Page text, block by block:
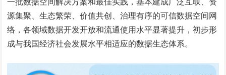
源集聚、生态繁荣、价值共创、治理有序的可信数据空间网
络，各领域数据开发开放和流通使用水平显著提升，初步形
成与我国经济社会发展水平相适应的数据生态体系。